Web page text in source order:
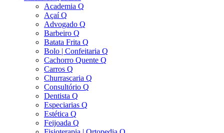
Academia Q
Açaí Q
Advogado Q
Barbeiro Q
Batata Frita Q
Bolo | Confeitaria Q
Cachorro Quente Q
Carros Q
Churrascaria Q
Consultório Q
Dentista Q
Especiarias Q
Estética Q
Feijoada Q